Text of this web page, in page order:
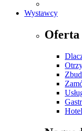
Wystawcy
Oferta